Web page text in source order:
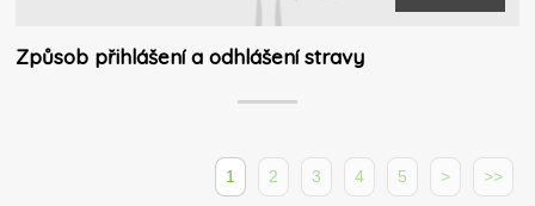
Způsob přihlášení a odhlášení stravy
1 2 3 4 5 > >>